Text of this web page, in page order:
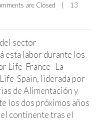
are Closed |
13
sector
esta labor durante los
Life-France La
Spain, liderada por
de Alimentación y
los dos próximos años
continente tras el